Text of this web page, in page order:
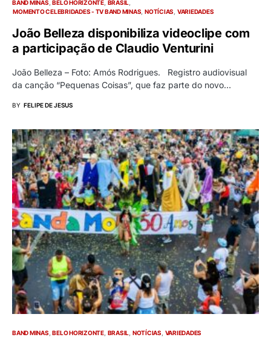
BAND MINAS BELO HORIZONTE BRASIL
MOMENTO CELEBRIDADES - TV BAND MINAS NOTÍCIAS VARIEDADES
João Belleza disponibiliza videoclipe com
a participação de Claudio Venturini
João Belleza – Foto: Amós Rodrigues. Registro audiovisual
da canção “Pequenas Coisas”, que faz parte do novo…
BY FELIPE DE JESUS
BAND MINAS BELO HORIZONTE BRASIL NOTÍCIAS VARIEDADES